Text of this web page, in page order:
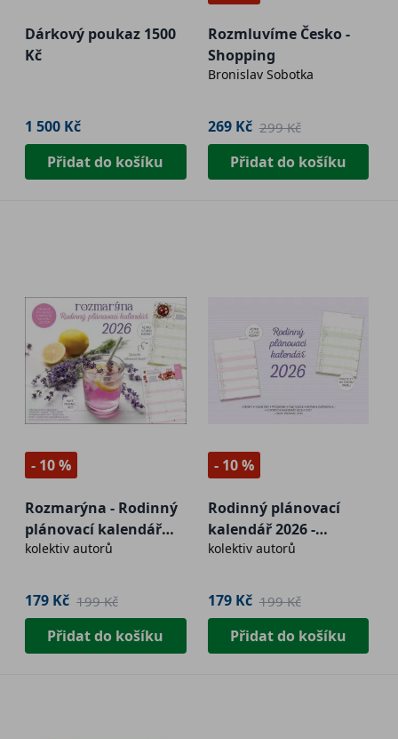
Dárkový poukaz 1500
Kč
1 500 Kč
Přidat do košíku
Rozmluvíme Česko -
Shopping
Bronislav Sobotka
269 Kč 299 Kč
Přidat do košíku
- 10 %
Rozmarýna - Rodinný
plánovací kalendář
2026
kolektiv autorů
179 Kč 199 Kč
Přidat do košíku
- 10 %
Rodinný plánovací
kalendář 2026 -
prázdný
kolektiv autorů
179 Kč 199 Kč
Přidat do košíku